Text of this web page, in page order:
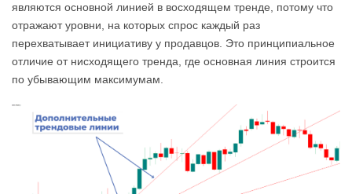
являются основной линией в восходящем тренде, потому что
отражают уровни, на которых спрос каждый раз
перехватывает инициативу у продавцов. Это принципиальное
отличие от нисходящего тренда, где основная линия строится
по убывающим максимумам.